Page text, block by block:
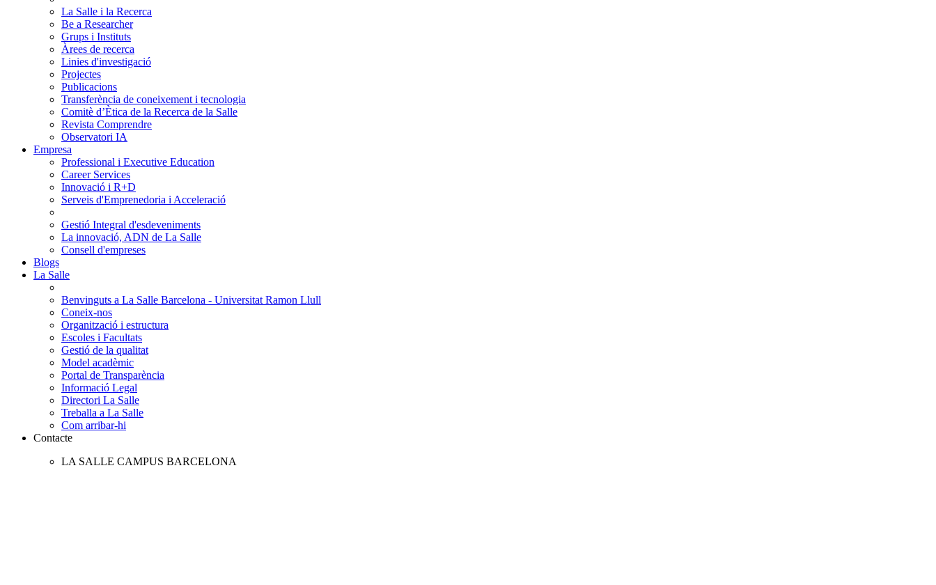
La Salle i la Recerca
Be a Researcher
Grups i Instituts
Àrees de recerca
Linies d'investigació
Projectes
Publicacions
Transferència de coneixement i tecnologia
Comitè d’Ètica de la Recerca de la Salle
Revista Comprendre
Observatori IA
Empresa
Professional i Executive Education
Career Services
Innovació i R+D
Serveis d'Emprenedoria i Acceleració
Gestió Integral d'esdeveniments
La innovació, ADN de La Salle
Consell d'empreses
Blogs
La Salle
Benvinguts a La Salle Barcelona - Universitat Ramon Llull
Coneix-nos
Organització i estructura
Escoles i Facultats
Gestió de la qualitat
Model acadèmic
Portal de Transparència
Informació Legal
Directori La Salle
Treballa a La Salle
Com arribar-hi
Contacte
LA SALLE CAMPUS BARCELONA